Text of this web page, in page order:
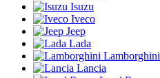
Isuzu
Iveco
Jeep
Lada
Lamborghini
Lancia